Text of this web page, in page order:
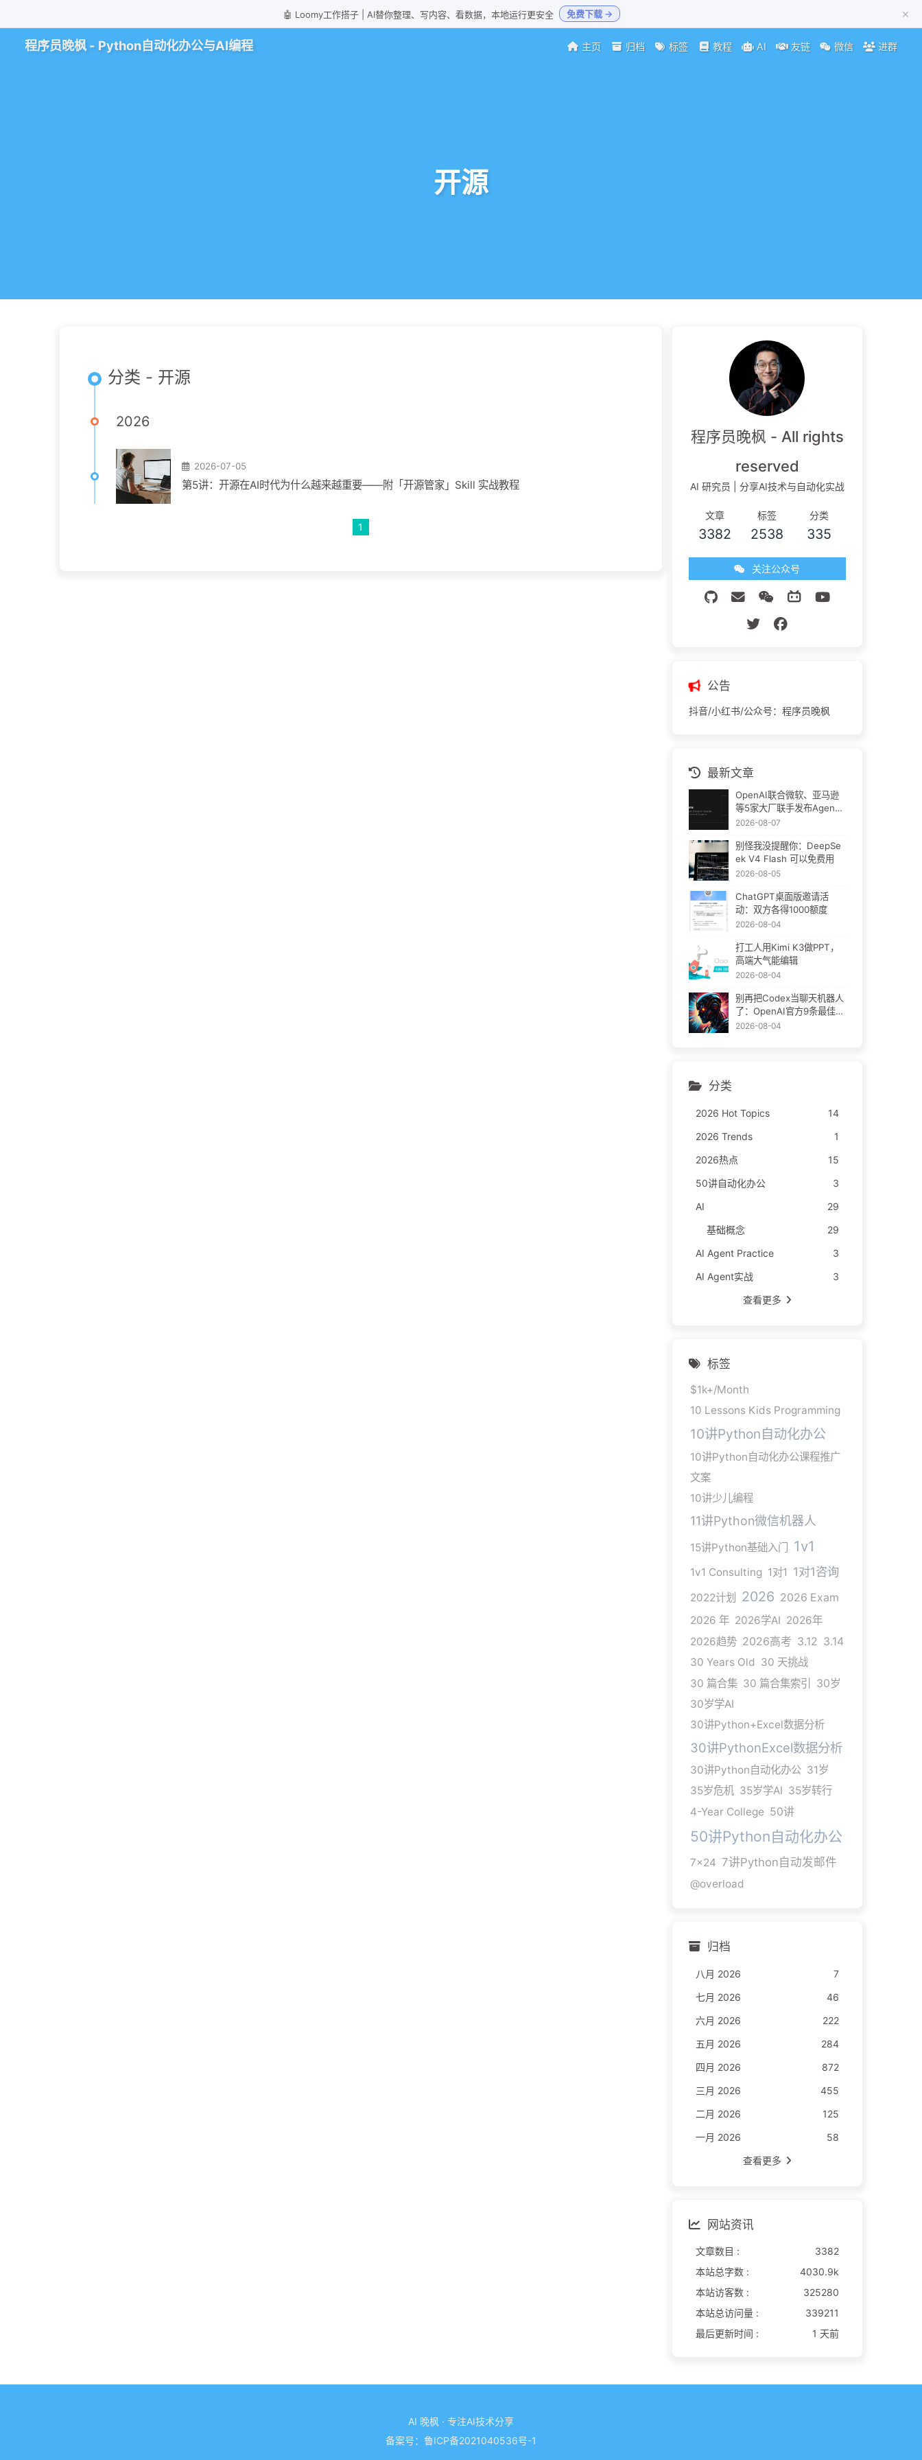
🤖 Loomy工作搭子 | AI替你整理、写内容、看数据，本地运行更安全 免费下载 → ×
程序员晚枫 - Python自动化办公与AI编程 主页 归档 标签 教程 AI 友链 微信 进群
开源
分类 - 开源
2026
2026-07-05
第5讲：开源在AI时代为什么越来越重要——附「开源管家」Skill 实战教程
1
程序员晚枫 - All rights
reserved
AI 研究员 | 分享AI技术与自动化实战
文章
3382
标签
2538
分类
335
关注公众号
公告
抖音/小红书/公众号：程序员晚枫
最新文章
OpenAI联合微软、亚马逊
等5家大厂联手发布Agent
Plugins：AI插件终于要统
2026-08-07
别怪我没提醒你：DeepSe
ek V4 Flash 可以免费用
2026-08-05
ChatGPT桌面版邀请活
动：双方各得1000额度
2026-08-04
打工人用Kimi K3做PPT，
高端大气能编辑
2026-08-04
别再把Codex当聊天机器人
了：OpenAI官方9条最佳实
践
2026-08-04
分类
2026 Hot Topics
14
2026 Trends
1
2026热点
15
50讲自动化办公
3
AI
29
基础概念
29
AI Agent Practice
3
AI Agent实战
3
查看更多
标签
$1k+/Month
10 Lessons Kids Programming
10讲Python自动化办公
10讲Python自动化办公课程推广
文案
10讲少儿编程
11讲Python微信机器人
15讲Python基础入门 1v1
1v1 Consulting 1对1 1对1咨询
2022计划 2026 2026 Exam
2026 年 2026学AI 2026年
2026趋势 2026高考 3.12 3.14
30 Years Old 30 天挑战
30 篇合集 30 篇合集索引
30岁
30岁学AI
30讲Python+Excel数据分析
30讲PythonExcel数据分析
30讲Python自动化办公 31岁
35岁危机 35岁学AI 35岁转行
4-Year College 50讲
50讲Python自动化办公
7x24 7讲Python自动发邮件
@overload
归档
八月 2026
7
七月 2026
46
六月 2026
222
五月 2026
284
四月 2026
872
三月 2026
455
二月 2026
125
一月 2026
58
查看更多
网站资讯
文章数目 :
3382
本站总字数 :
4030.9k
本站访客数 :
325280
本站总访问量 :
339211
最后更新时间 :
1 天前
AI 晚枫 · 专注AI技术分享
备案号： 鲁ICP备2021040536号-1